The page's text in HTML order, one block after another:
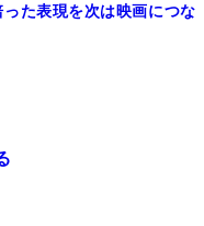
た表現を次は映画につな